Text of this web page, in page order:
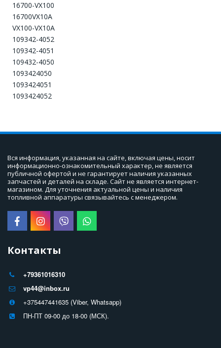
16700-VX100
16700VX10A
VX100-VX10A
109342-4052
109342-4051
109432-4050
1093424050
1093424051
1093424052
Вся информация, указанная на сайте, включая цены, носит
информационно-ознакомительный характер, не является
публичной офертой и не гарантирует наличия указанных
запчастей и деталей на складе. Сайт не является интернет-
магазином. Для уточнения актуальной цены и наличия
топливной аппаратуры связывайтесь с менеджером.
Контакты
+79361016310
vp44@inbox.ru
+375447441635 (Viber, Whatsapp)
ПН-ПТ 09-00 до 18-00 (МСК).